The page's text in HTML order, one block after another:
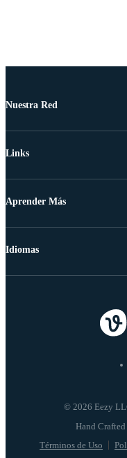
Nuestra Red
Links
Aprender Más
© 2026 Eezy
Términos de Uso
Idiomas